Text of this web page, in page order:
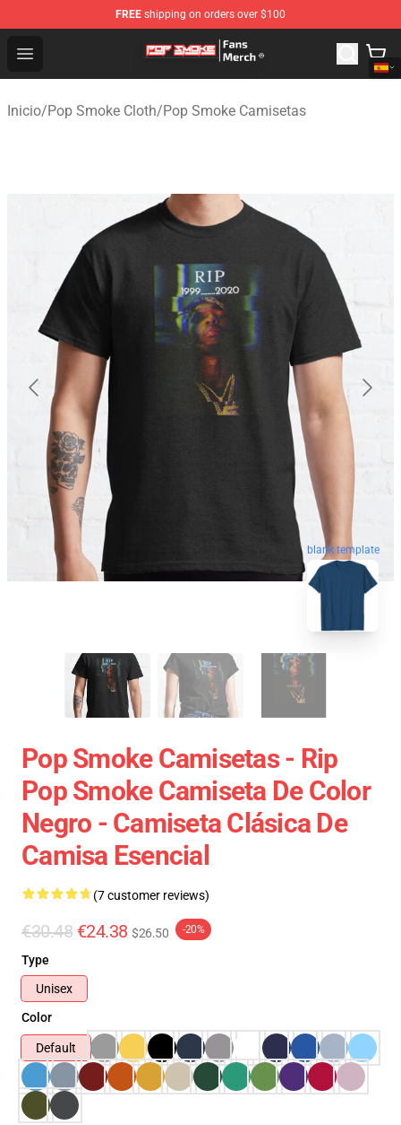
FREE shipping on orders over $100
Open menu
Pop Smoke Store - Official Pop Smoke Merchandise
Inicio/Pop Smoke Cloth/Pop Smoke Camisetas
blank template
Pop Smoke Camisetas - Rip
Pop Smoke Camiseta De Color
Negro - Camiseta Clásica De
Camisa Esencial
(7 customer reviews)
€30.48 €24.38 $26.50 -20%
Type
Unisex
Color
Default